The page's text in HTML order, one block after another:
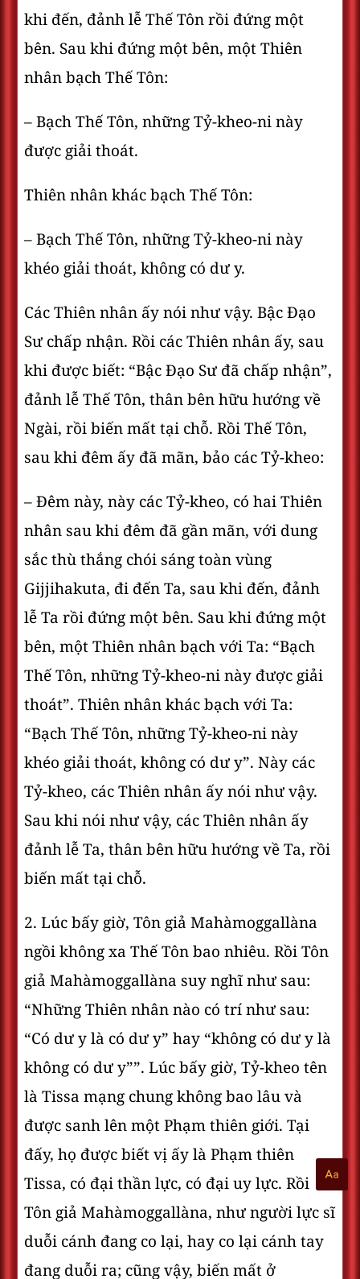
khi đến, đảnh lễ Thế Tôn rồi đứng một
bên. Sau khi đứng một bên, một Thiên
nhân bạch Thế Tôn:
– Bạch Thế Tôn, những Tỷ-kheo-ni này
được giải thoát.
Thiên nhân khác bạch Thế Tôn:
– Bạch Thế Tôn, những Tỷ-kheo-ni này
khéo giải thoát, không có dư y.
Các Thiên nhân ấy nói như vậy. Bậc Ðạo
Sư chấp nhận. Rồi các Thiên nhân ấy, sau
khi được biết: “Bậc Ðạo Sư đã chấp nhận”,
đảnh lễ Thế Tôn, thân bên hữu hướng về
Ngài, rồi biến mất tại chỗ. Rồi Thế Tôn,
sau khi đêm ấy đã mãn, bảo các Tỷ-kheo:
– Ðêm này, này các Tỷ-kheo, có hai Thiên
nhân sau khi đêm đã gần mãn, với dung
sắc thù thắng chói sáng toàn vùng
Gijjihakuta, đi đến Ta, sau khi đến, đảnh
lễ Ta rồi đứng một bên. Sau khi đứng một
bên, một Thiên nhân bạch với Ta: “Bạch
Thế Tôn, những Tỷ-kheo-ni này được giải
thoát”. Thiên nhân khác bạch với Ta:
“Bạch Thế Tôn, những Tỷ-kheo-ni này
khéo giải thoát, không có dư y”. Này các
Tỷ-kheo, các Thiên nhân ấy nói như vậy.
Sau khi nói như vậy, các Thiên nhân ấy
đảnh lễ Ta, thân bên hữu hướng về Ta, rồi
biến mất tại chỗ.
2. Lúc bấy giờ, Tôn giả Mahàmoggallàna
ngồi không xa Thế Tôn bao nhiêu. Rồi Tôn
giả Mahàmoggallàna suy nghĩ như sau:
“Những Thiên nhân nào có trí như sau:
“Có dư y là có dư y” hay “không có dư y là
không có dư y””. Lúc bấy giờ, Tỷ-kheo tên
là Tissa mạng chung không bao lâu và
được sanh lên một Phạm thiên giới. Tại
đấy, họ được biết vị ấy là Phạm thiên
Tissa, có đại thần lực, có đại uy lực. Rồi
Tôn giả Mahàmoggallàna, như người lực sĩ
duỗi cánh đang co lại, hay co lại cánh tay
đang duỗi ra; cũng vậy, biến mất ở